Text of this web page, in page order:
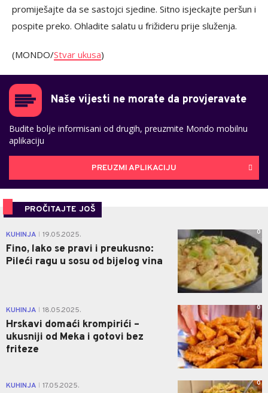
promiješajte da se sastojci sjedine. Sitno isjeckajte peršun i
pospite preko. Ohladite salatu u frižideru prije služenja.
(MONDO/Stvar ukusa)
Naše vijesti ne morate da provjeravate
Budite bolje informisani od drugih, preuzmite Mondo mobilnu
aplikaciju
PREUZMI APLIKACIJU
PROČITAJTE JOŠ
KUHINJA 19.05.2025.
Fino, lako se pravi i preukusno:
Pileći ragu u sosu od bijelog vina
0
KUHINJA 18.05.2025.
Hrskavi domaći krompirići –
ukusniji od Meka i gotovi bez
friteze
0
KUHINJA 17.05.2025. 0